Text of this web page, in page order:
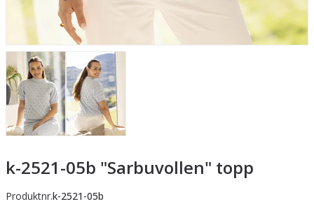
k-2521-05b "Sarbuvollen" topp
Produktnr.k-2521-05b